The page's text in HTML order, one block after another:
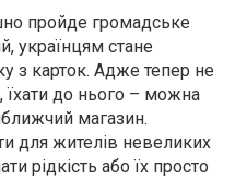
пройде громадське
українцям стане
з карток. Адже тепер не
до нього – можна
магазин.
для жителів невеликих
рідкість або їх просто